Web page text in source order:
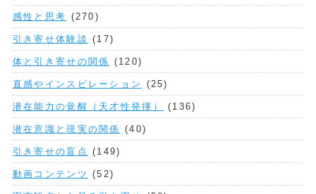
感性と思考 (270)
引き寄せ体験談 (17)
体と引き寄せの関係 (120)
直感やインスピレーション (25)
潜在能力の覚醒（天才性発揮） (136)
潜在意識と現実の関係 (40)
引き寄せの盲点 (149)
動画コンテンツ (52)